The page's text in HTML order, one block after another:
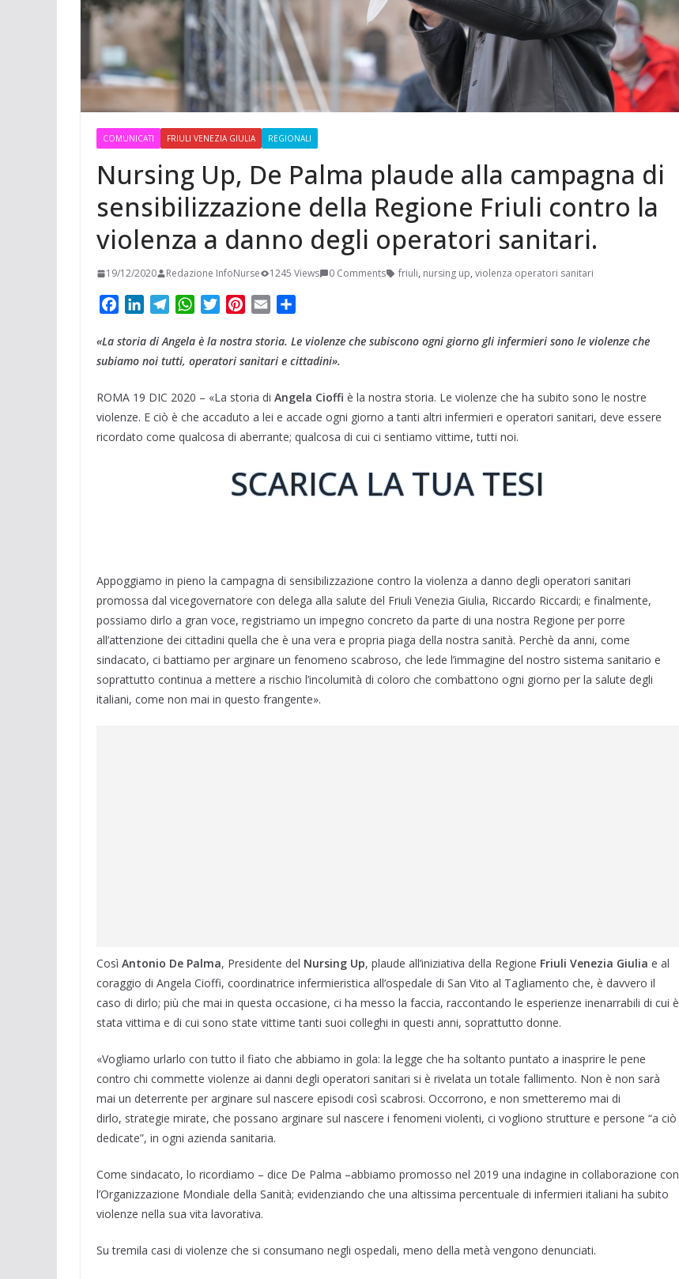
COMUNICATI FRIULI VENEZIA GIULIA REGIONALI
Nursing Up, De Palma plaude alla campagna di
sensibilizzazione della Regione Friuli contro la
violenza a danno degli operatori sanitari.
19/12/2020 Redazione InfoNurse 1245 Views 0 Comments friuli, nursing up, violenza operatori sanitari
c
e
o
o
k
n
k
d
I
n
l
e
r
a
m
W
a
t
A
p
p
i
t
e
r
n
t
r
e
s
a
i
n
d
v
i
d
«La storia di Angela è la nostra storia. Le violenze che subiscono ogni giorno gli infermieri sono le violenze che
subiamo noi tutti, operatori sanitari e cittadini».
ROMA 19 DIC 2020 – «La storia di Angela Cioffi è la nostra storia. Le violenze che ha subito sono le nostre
violenze. E ciò è che accaduto a lei e accade ogni giorno a tanti altri infermieri e operatori sanitari, deve essere
ricordato come qualcosa di aberrante; qualcosa di cui ci sentiamo vittime, tutti noi.
SCARICA LA TUA TESI
Appoggiamo in pieno la campagna di sensibilizzazione contro la violenza a danno degli operatori sanitari
promossa dal vicegovernatore con delega alla salute del Friuli Venezia Giulia, Riccardo Riccardi; e finalmente,
possiamo dirlo a gran voce, registriamo un impegno concreto da parte di una nostra Regione per porre
all’attenzione dei cittadini quella che è una vera e propria piaga della nostra sanità. Perchè da anni, come
sindacato, ci battiamo per arginare un fenomeno scabroso, che lede l’immagine del nostro sistema sanitario e
soprattutto continua a mettere a rischio l’incolumità di coloro che combattono ogni giorno per la salute degli
italiani, come non mai in questo frangente».
Così Antonio De Palma, Presidente del Nursing Up, plaude all’iniziativa della Regione Friuli Venezia Giulia e al
coraggio di Angela Cioffi, coordinatrice infermieristica all’ospedale di San Vito al Tagliamento che, è davvero il
caso di dirlo; più che mai in questa occasione, ci ha messo la faccia, raccontando le esperienze inenarrabili di cui è
stata vittima e di cui sono state vittime tanti suoi colleghi in questi anni, soprattutto donne.
«Vogliamo urlarlo con tutto il fiato che abbiamo in gola: la legge che ha soltanto puntato a inasprire le pene
contro chi commette violenze ai danni degli operatori sanitari si è rivelata un totale fallimento. Non è non sarà
mai un deterrente per arginare sul nascere episodi così scabrosi. Occorrono, e non smetteremo mai di
dirlo, strategie mirate, che possano arginare sul nascere i fenomeni violenti, ci vogliono strutture e persone “a ciò
dedicate”, in ogni azienda sanitaria.
Come sindacato, lo ricordiamo – dice De Palma –abbiamo promosso nel 2019 una indagine in collaborazione con
l’Organizzazione Mondiale della Sanità; evidenziando che una altissima percentuale di infermieri italiani ha subito
violenze nella sua vita lavorativa.
Su tremila casi di violenze che si consumano negli ospedali, meno della metà vengono denunciati.